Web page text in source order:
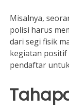
Misalnya,
polisi harus
dari segi fisik
kegiatan positif
pendaftar